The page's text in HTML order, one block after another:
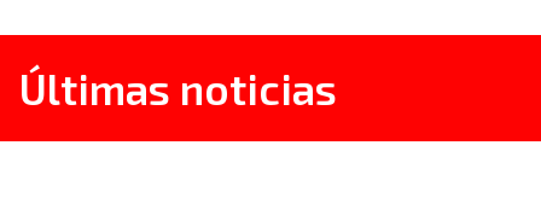
Últimas noticias